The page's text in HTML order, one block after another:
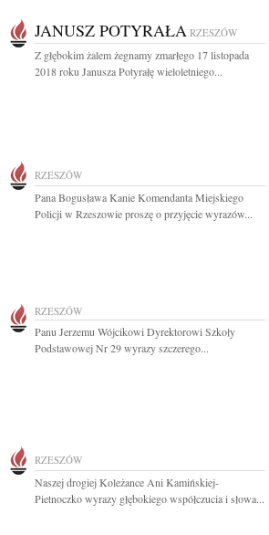
JANUSZ POTYRAŁA RZESZÓW
Z głębokim żalem żegnamy zmarłego 17 listopada
2018 roku Janusza Potyrałę wieloletniego...
RZESZÓW
Pana Bogusława Kanie Komendanta Miejskiego
Policji w Rzeszowie proszę o przyjęcie wyrazów...
RZESZÓW
Panu Jerzemu Wójcikowi Dyrektorowi Szkoły
Podstawowej Nr 29 wyrazy szczerego...
RZESZÓW
Naszej drogiej Koleżance Ani Kamińskiej-
Pietnoczko wyrazy głębokiego współczucia i słowa...